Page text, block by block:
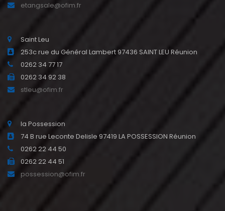
etangsale@ofim.fr
Saint Leu
253c rue du Général Lambert 97436 SAINT LEU Réunion
0262 34 77 17
0262 34 92 38
stleu@ofim.fr
la Possession
74 B rue Leconte Delisle 97419 LA POSSESSION Réunion
0262 22 44 50
0262 22 44 51
possession@ofim.fr